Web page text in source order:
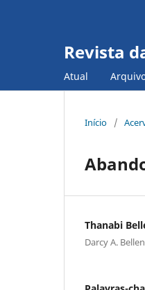
Revista
Atual
Início /
Thanabi
Darcy A.